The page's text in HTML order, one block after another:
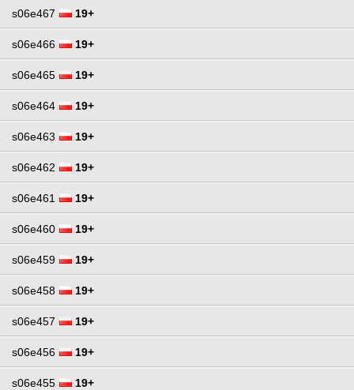
s06e467 19+
s06e466 19+
s06e465 19+
s06e464 19+
s06e463 19+
s06e462 19+
s06e461 19+
s06e460 19+
s06e459 19+
s06e458 19+
s06e457 19+
s06e456 19+
s06e455 19+